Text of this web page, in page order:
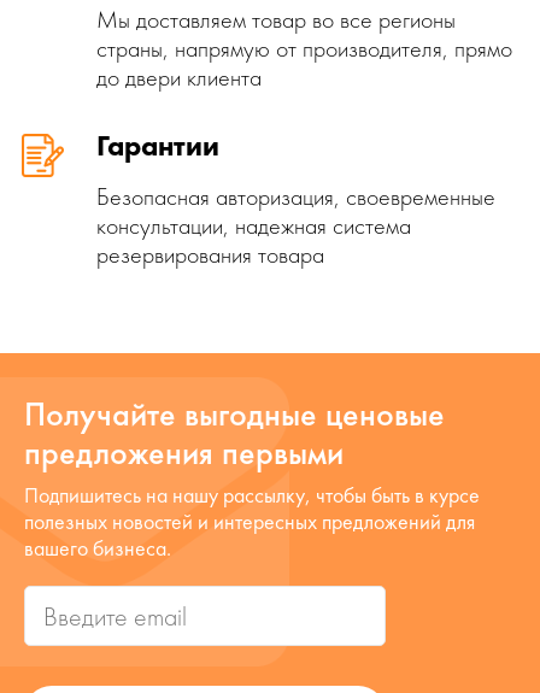
Мы доставляем товар во все регионы
страны, напрямую от производителя, прямо
до двери клиента
Гарантии
Безопасная авторизация, своевременные
консультации, надежная система
резервирования товара
Получайте выгодные ценовые
предложения первыми
Подпишитесь на нашу рассылку, чтобы быть в курсе
полезных новостей и интересных предложений для
вашего бизнеса.